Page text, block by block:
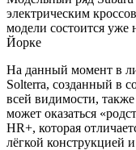
электрическим
модели состоится уже
Йорке
На данный момент в
Solterra, созданный в
всей видимости, также
может оказаться
HR+, которая
лёгкой конструкцией